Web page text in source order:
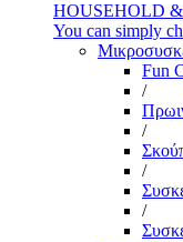
HOUSEHOLD
You can simply
Fun
/
/
/
/